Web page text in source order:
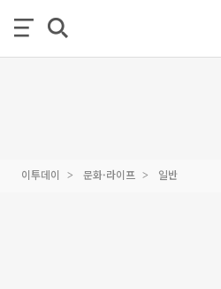
이투데이 문화·라이프 일반